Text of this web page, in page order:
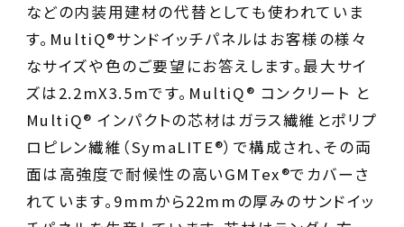
などの内装用建材の代替としても使われていま
す。MultiQ®サンドイッチパネルはお客様の様々
なサイズや色のご要望にお答えします。最大サイ
ズは2.2mX3.5mです。MultiQ® コンクリート と
MultiQ® インパクトの芯材はガラス繊維とポリプ
ロピレン繊維（SymaLITE®）で構成され、その両
面は高強度で耐候性の高いGMTex®でカバーさ
れています。9mmから22mmの厚みのサンドイッ